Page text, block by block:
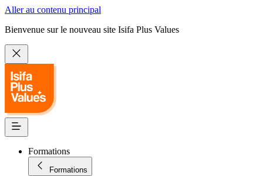
Aller au contenu principal
Bienvenue sur le nouveau site Isifa Plus Values
Formations
Formations